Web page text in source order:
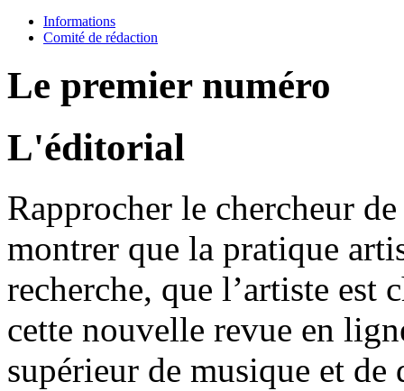
Informations
Comité de rédaction
Le premier numéro
L'éditorial
Rapprocher le chercheur
montrer que la pratique
recherche, que l’artiste est
cette nouvelle revue en
supérieur de musique et de